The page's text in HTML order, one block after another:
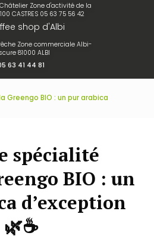
Zone d'activité de la
CASTRES 05 63 75 56 42
shop d'Albi
Zone commerciale Albi-
81000 ALBI
63 41 44 81
Greengo BIO : un pur arabica
spécialité
BIO : un
d’exception
🌿☕